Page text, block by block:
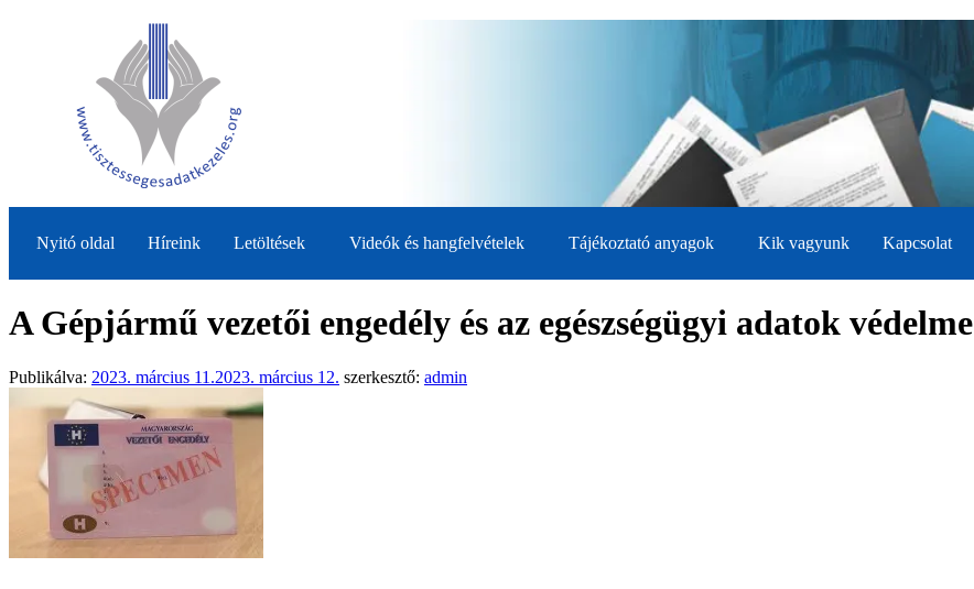
Nyitó oldal Híreink Letöltések Videók és hangfelvételek Tájékoztató anyagok Kik vagyunk Kapcsolat
A Gépjármű vezetői engedély és az egészségügyi adatok védelme
Publikálva: 2023. március 11.2023. március 12. szerkesztő: admin